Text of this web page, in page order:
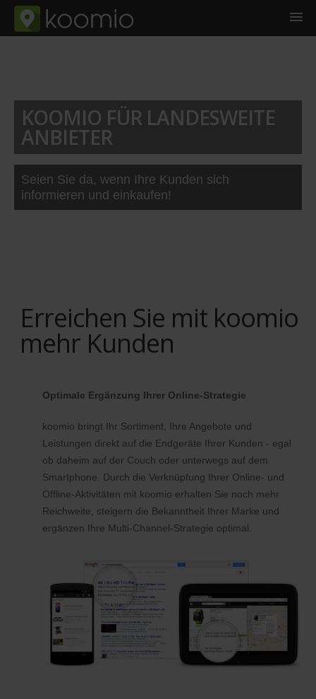
KOOMIO FÜR LANDESWEITE
ANBIETER
Seien Sie da, wenn Ihre Kunden sich
informieren und einkaufen!
Erreichen Sie mit koomio
mehr Kunden
Optimale Ergänzung Ihrer Online-Strategie
koomio bringt Ihr Sortiment, Ihre Angebote und
Leistungen direkt auf die Endgeräte Ihrer Kunden - egal
ob daheim auf der Couch oder unterwegs auf dem
Smartphone. Durch die Verknüpfung Ihrer Online- und
Offline-Aktivitäten mit koomio erhalten Sie noch mehr
Reichweite, steigern die Bekanntheit Ihrer Marke und
ergänzen Ihre Multi-Channel-Strategie optimal.